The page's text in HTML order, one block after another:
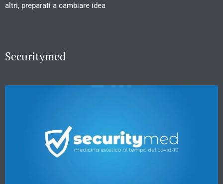
altri, preparati a cambiare idea
Securitymed